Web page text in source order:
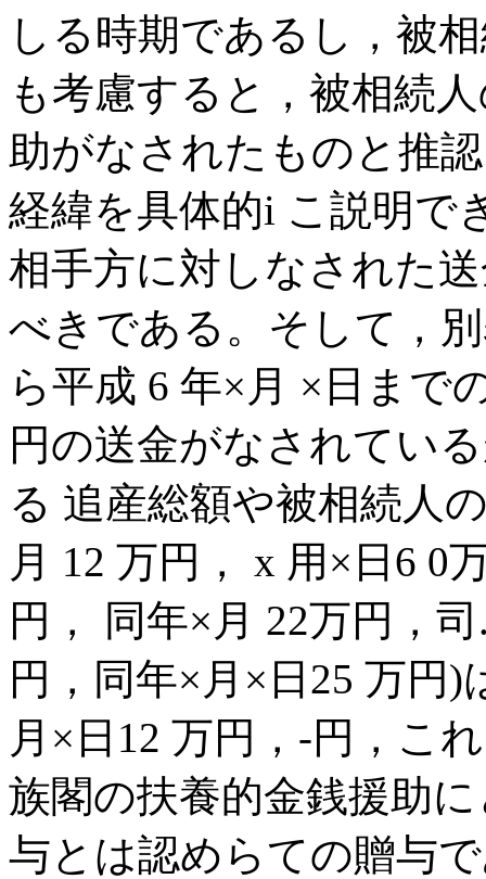
しる時期であるし，被
も考慮すると，被相続
助がなされたものと推
経緯を具体的i こ説明で
相手方に対しなされた
べきである。そして，
ら平成 6 年×月 ×日まで
円の送金がなされてい
る 追産総額や被相続人
月 12 万円， x 用×日6 0
円， 同年×月 22万円，
円，同年×月×日25 万円
月×日12 万円，-円，こ
族閣の扶養的金銭援助
与とは認めらての贈与